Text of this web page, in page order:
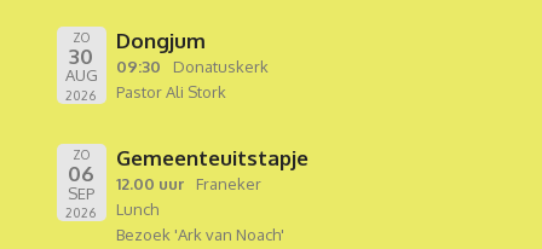
ZO
30
AUG
2026
Dongjum
09:30
Donatuskerk
Pastor Ali Stork
ZO
06
SEP
2026
Gemeenteuitstapje
12.00 uur
Franeker
Lunch
Bezoek 'Ark van Noach'